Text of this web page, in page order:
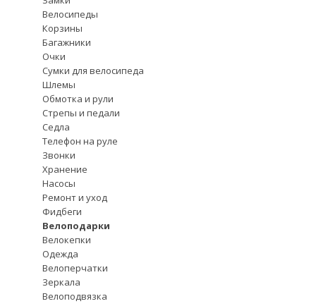
Велосипеды
Корзины
Багажники
Очки
Сумки для велосипеда
Шлемы
Обмотка и рули
Стрепы и педали
Седла
Телефон на руле
Звонки
Хранение
Насосы
Ремонт и уход
Фидбеги
Велоподарки
Велокепки
Одежда
Велоперчатки
Зеркала
Велоподвязка